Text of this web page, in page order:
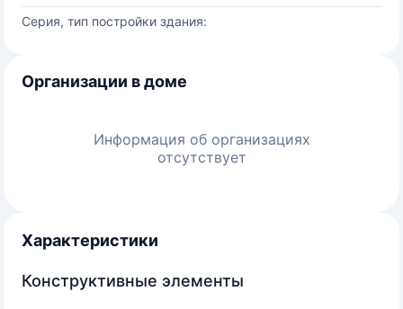
Серия, тип постройки здания:
Организации в доме
Информация об организациях
отсутствует
Характеристики
Конструктивные элементы